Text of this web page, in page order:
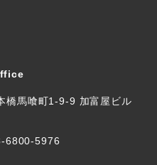
橋馬喰町1-9-9 加富屋ビル
6800-5976